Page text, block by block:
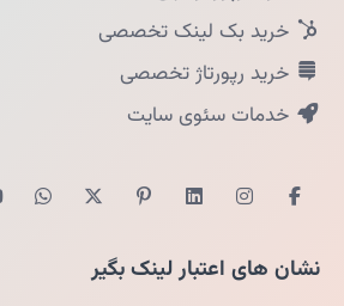
خرید بک لینک تخصصی
خرید رپورتاژ تخصصی
خدمات سئوی سایت
نشان های اعتبار لینک بگیر